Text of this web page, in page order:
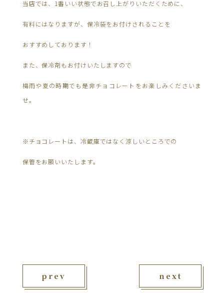
当店では、1番いい状態でお召し上がりいただくために、
有料にはなりますが、保冷袋をお付けされることを
おすすめしております！
また、保冷剤もお付けいたしますので
梅雨や夏の時期でも是非チョコレートをお楽しみくださいま
せ。
※チョコレートは、冷蔵庫ではなく涼しいところでの
保管をお願いいたします。
prev next